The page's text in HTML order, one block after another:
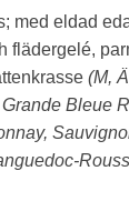
med eldad
flädergelé,
(M,
Bleue